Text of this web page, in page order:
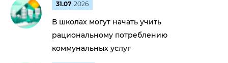
31.07 2026
В школах могут начать учить
рациональному потреблению
коммунальных услуг